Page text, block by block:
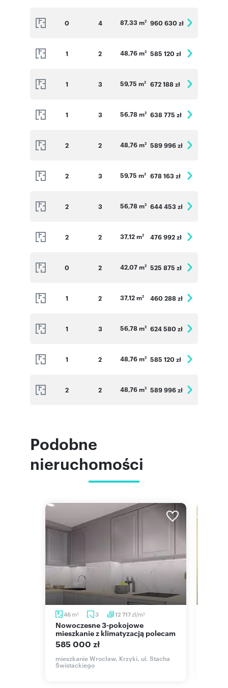
0 4 87,33 m2 960 630 zł
1 2 48,76 m2 585 120 zł
1 3 59,75 m2 672 188 zł
1 3 56,78 m2 638 775 zł
2 2 48,76 m2 589 996 zł
2 3 59,75 m2 678 163 zł
2 3 56,78 m2 644 453 zł
2 2 37,12 m2 476 992 zł
0 2 42,07 m2 525 875 zł
1 2 37,12 m2 460 288 zł
1 3 56,78 m2 624 580 zł
1 2 48,76 m2 585 120 zł
2 2 48,76 m2 589 996 zł
Podobne
nieruchomości
46 m2 3 12 717zł/m2
Nowoczesne 3-pokojowe
mieszkanie z klimatyzacją polecam
585 000 zł
mieszkanie Wrocław, Krzyki, ul. Stacha
Świstackiego